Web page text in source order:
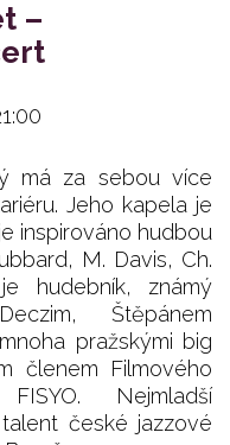
–
má za sebou více
Jeho kapela je
inspirováno hudbou
M. Davis, Ch.
hudebník, známý
Štěpánem
pražskými big
členem Filmového
Nejmladší
české jazzové